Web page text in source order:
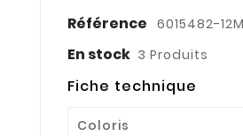
Référence 6015482-12M
En stock 3 Produits
Fiche technique
Coloris